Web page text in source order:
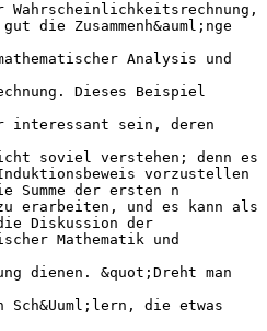
die Zusammenh&auml;nge
Analysis und
Dieses Beispiel
interessant sein, deren
soviel verstehen; denn es
vorzustellen
Summe der ersten n
erarbeiten, und es kann als
Diskussion der
Mathematik und
dienen. &quot;Dreht man
Sch&Uuml;lern, die etwas